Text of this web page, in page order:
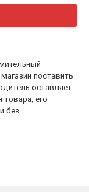
поставить
оставляет
товара, его
без